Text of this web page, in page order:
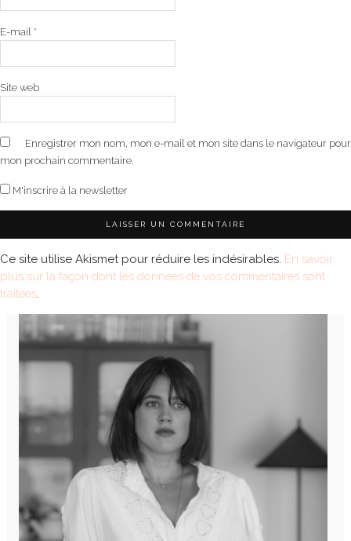
E-mail *
Site web
Enregistrer mon nom, mon e-mail et mon site dans le navigateur pour
mon prochain commentaire.
M'inscrire à la newsletter
Ce site utilise Akismet pour réduire les indésirables. En savoir
plus sur la façon dont les données de vos commentaires sont
traitées.